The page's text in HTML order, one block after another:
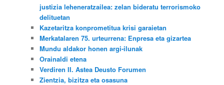
justizia leheneratzailea: zelan bideratu terrorismoko
delituetan
Kazetaritza konprometitua krisi garaietan
Merkatalaren 75. urteurrena: Enpresa eta gizartea
Mundu aldakor honen argi-ilunak
Orainaldi etena
Verdiren II. Astea Deusto Forumen
Zientzia, bizitza eta osasuna